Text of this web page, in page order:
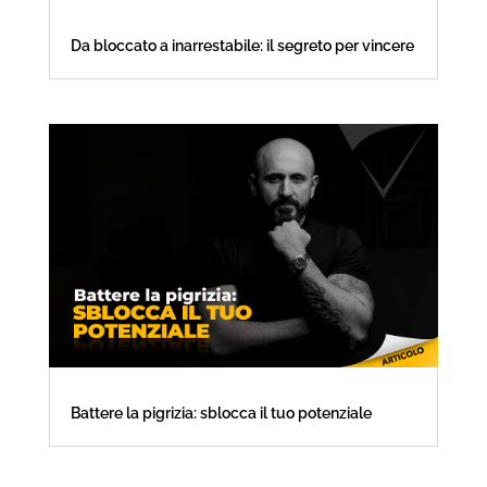
Da bloccato a inarrestabile: il segreto per vincere
Battere la pigrizia: sblocca il tuo potenziale